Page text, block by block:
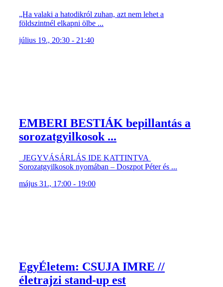
„Ha valaki a hatodikról zuhan, azt nem lehet a
földszintnél elkapni ölbe ...
július 19., 20:30 - 21:40
EMBERI BESTIÁK bepillantás a
sorozatgyilkosok ...
JEGYVÁSÁRLÁS IDE KATTINTVA
Sorozatgyilkosok nyomában – Doszpot Péter és ...
május 31., 17:00 - 19:00
EgyÉletem: CSUJA IMRE //
életrajzi stand-up est